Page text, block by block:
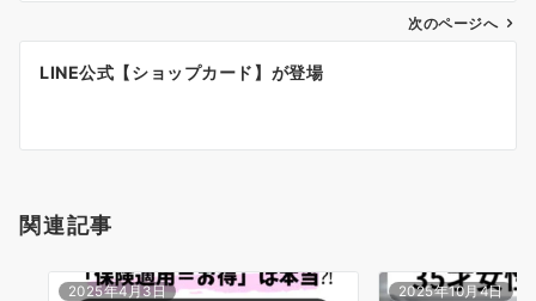
ン
次のページへ
LINE公式【ショップカード】が登場
関連記事
2025年4月3日 2025年10月4日